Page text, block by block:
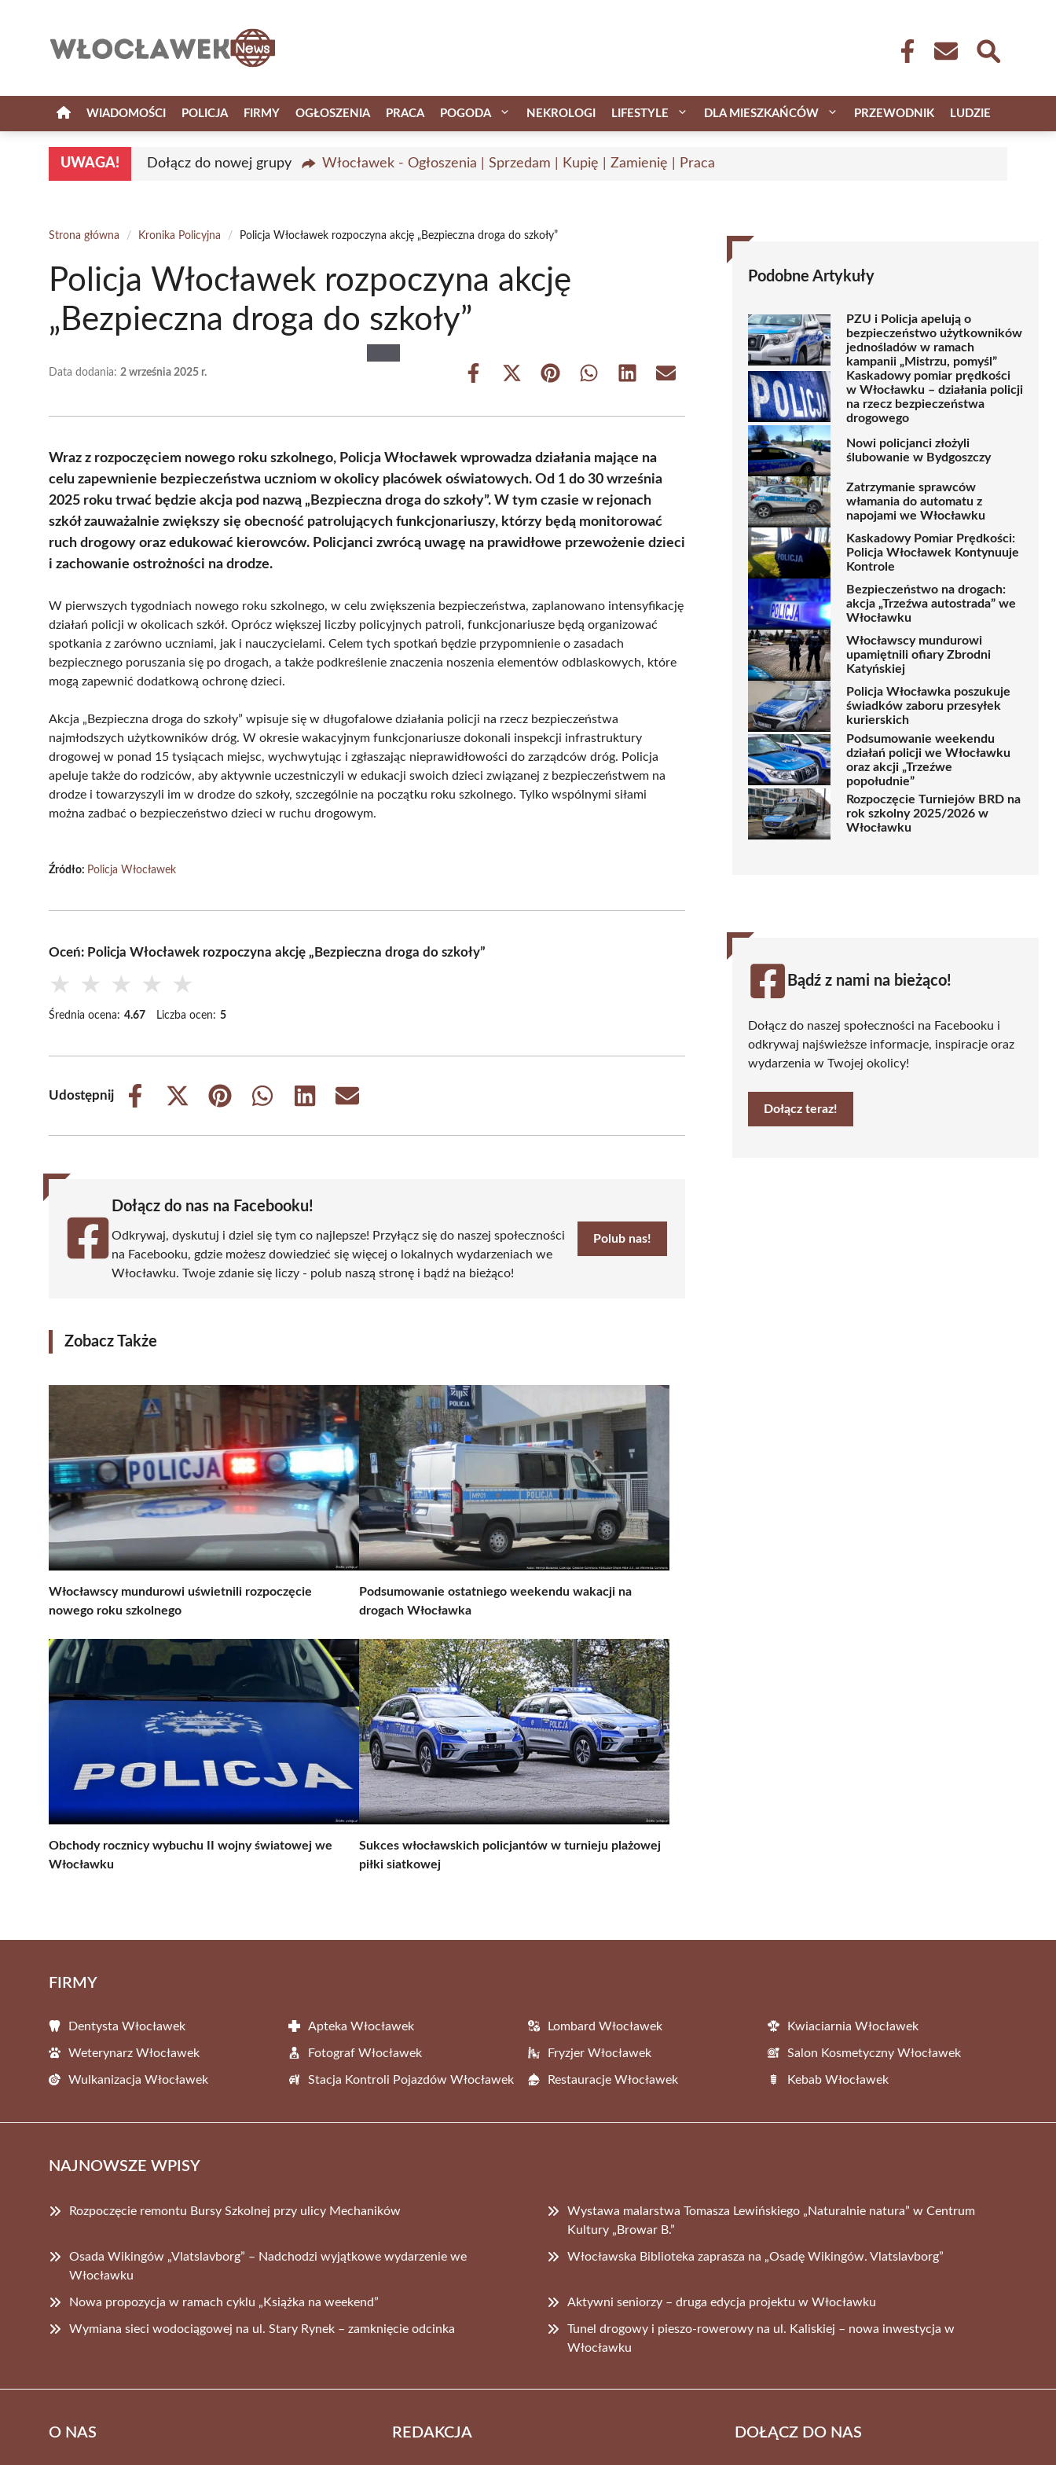
WIADOMOŚCI POLICJA FIRMY OGŁOSZENIA PRACA POGODA NEKROLOGI LIFESTYLE DLA MIESZKAŃCÓW PRZEWODNIK LUDZIE
UWAGA! Dołącz do nowej grupy Włocławek - Ogłoszenia | Sprzedam | Kupię | Zamienię | Praca
Strona główna / Kronika Policyjna / Policja Włocławek rozpoczyna akcję „Bezpieczna droga do szkoły”
Policja Włocławek rozpoczyna akcję
„Bezpieczna droga do szkoły”
Data dodania: 2 września 2025 r.
Share
Share
(Twitter)
Share Share Share Share
Wraz z rozpoczęciem nowego roku szkolnego, Policja Włocławek wprowadza działania mające na
celu zapewnienie bezpieczeństwa uczniom w okolicy placówek oświatowych. Od 1 do 30 września
2025 roku trwać będzie akcja pod nazwą „Bezpieczna droga do szkoły”. W tym czasie w rejonach
szkół zauważalnie zwiększy się obecność patrolujących funkcjonariuszy, którzy będą monitorować
ruch drogowy oraz edukować kierowców. Policjanci zwrócą uwagę na prawidłowe przewożenie dzieci
i zachowanie ostrożności na drodze.
W pierwszych tygodniach nowego roku szkolnego, w celu zwiększenia bezpieczeństwa, zaplanowano intensyfikację
działań policji w okolicach szkół. Oprócz większej liczby policyjnych patroli, funkcjonariusze będą organizować
spotkania z zarówno uczniami, jak i nauczycielami. Celem tych spotkań będzie przypomnienie o zasadach
bezpiecznego poruszania się po drogach, a także podkreślenie znaczenia noszenia elementów odblaskowych, które
mogą zapewnić dodatkową ochronę dzieci.
Akcja „Bezpieczna droga do szkoły” wpisuje się w długofalowe działania policji na rzecz bezpieczeństwa
najmłodszych użytkowników dróg. W okresie wakacyjnym funkcjonariusze dokonali inspekcji infrastruktury
drogowej w ponad 15 tysiącach miejsc, wychwytując i zgłaszając nieprawidłowości do zarządców dróg. Policja
apeluje także do rodziców, aby aktywnie uczestniczyli w edukacji swoich dzieci związanej z bezpieczeństwem na
drodze i towarzyszyli im w drodze do szkoły, szczególnie na początku roku szkolnego. Tylko wspólnymi siłami
można zadbać o bezpieczeństwo dzieci w ruchu drogowym.
Źródło: Policja Włocławek
Oceń: Policja Włocławek rozpoczyna akcję „Bezpieczna droga do szkoły”
★ ★ ★ ★ ★
Średnia ocena: 4.67 Liczba ocen: 5
Udostępnij
Share
Share
(Twitter)
Share
Share
Share
Share
Dołącz do nas na Facebooku!
Odkrywaj, dyskutuj i dziel się tym co najlepsze! Przyłącz się do naszej społeczności
na Facebooku, gdzie możesz dowiedzieć się więcej o lokalnych wydarzeniach we
Włocławku. Twoje zdanie się liczy - polub naszą stronę i bądź na bieżąco!
Polub nas!
Zobacz Także
Włocławscy mundurowi uświetnili rozpoczęcie
nowego roku szkolnego
Podsumowanie ostatniego weekendu wakacji na
drogach Włocławka
Obchody rocznicy wybuchu II wojny światowej we
Włocławku
Sukces włocławskich policjantów w turnieju plażowej
piłki siatkowej
Podobne Artykuły
PZU i Policja apelują o
bezpieczeństwo użytkowników
jednośladów w ramach
kampanii „Mistrzu, pomyśl”
Kaskadowy pomiar prędkości
w Włocławku – działania policji
na rzecz bezpieczeństwa
drogowego
Nowi policjanci złożyli
ślubowanie w Bydgoszczy
Zatrzymanie sprawców
włamania do automatu z
napojami we Włocławku
Kaskadowy Pomiar Prędkości:
Policja Włocławek Kontynuuje
Kontrole
Bezpieczeństwo na drogach:
akcja „Trzeźwa autostrada” we
Włocławku
Włocławscy mundurowi
upamiętnili ofiary Zbrodni
Katyńskiej
Policja Włocławka poszukuje
świadków zaboru przesyłek
kurierskich
Podsumowanie weekendu
działań policji we Włocławku
oraz akcji „Trzeźwe
popołudnie”
Rozpoczęcie Turniejów BRD na
rok szkolny 2025/2026 w
Włocławku
Bądź z nami na bieżąco!
Dołącz do naszej społeczności na Facebooku i
odkrywaj najświeższe informacje, inspiracje oraz
wydarzenia w Twojej okolicy!
Dołącz teraz!
FIRMY
Dentysta Włocławek Apteka Włocławek Lombard Włocławek Kwiaciarnia Włocławek
Weterynarz Włocławek Fotograf Włocławek Fryzjer Włocławek Salon Kosmetyczny Włocławek
Wulkanizacja Włocławek Stacja Kontroli Pojazdów Włocławek Restauracje Włocławek Kebab Włocławek
NAJNOWSZE WPISY
Rozpoczęcie remontu Bursy Szkolnej przy ulicy Mechaników
Wystawa malarstwa Tomasza Lewińskiego „Naturalnie natura” w Centrum
Kultury „Browar B.”
Osada Wikingów „Vlatslavborg” – Nadchodzi wyjątkowe wydarzenie we
Włocławku
Włocławska Biblioteka zaprasza na „Osadę Wikingów. Vlatslavborg”
Nowa propozycja w ramach cyklu „Książka na weekend” Aktywni seniorzy – druga edycja projektu w Włocławku
Wymiana sieci wodociągowej na ul. Stary Rynek – zamknięcie odcinka
Tunel drogowy i pieszo-rowerowy na ul. Kaliskiej – nowa inwestycja w
Włocławku
O NAS REDAKCJA DOŁĄCZ DO NAS